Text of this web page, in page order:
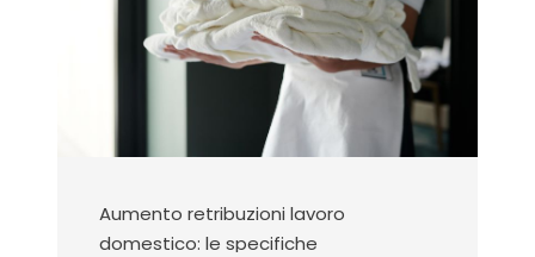
Aumento retribuzioni lavoro
domestico: le specifiche